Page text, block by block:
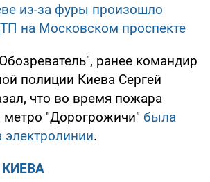
из-за фуры произошло
на Московском проспекте
ранее командир
полиции Киева Сергей
что во время пожара
метро "Дорогрожичи" была
электролинии.